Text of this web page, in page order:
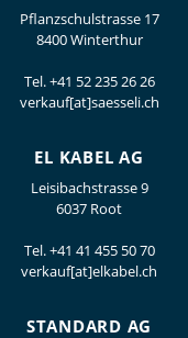
Pflanzschulstrasse 17
8400 Winterthur
Tel.+41 52 235 26 26
verkauf[at]saesseli.ch
EL KABEL AG
Leisibachstrasse 9
6037 Root
Tel.+41 41 455 50 70
verkauf[at]elkabel.ch
STANDARD AG